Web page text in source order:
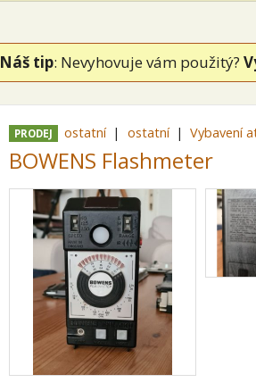
Náš tip: Nevyhovuje vám použitý?
PRODEJ ostatní ostatní Vybavení
BOWENS Flashmeter